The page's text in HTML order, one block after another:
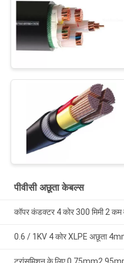
पीवीसी अछूता केबल्स
कॉपर कंडक्टर 4 कोर 300 मिमी 2 कम
0.6 / 1KV 4 कोर XLPE अछूता